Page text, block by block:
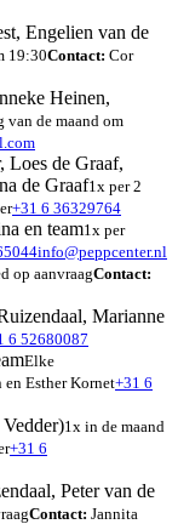
Engelien van de
19:30Contact: Cor
Heinen,
van de maand om
Loes de Graaf,
de Graaf1x per 2
+31 6 36329764
en team1x per
info@peppcenter.nl
op aanvraagContact:
Marianne
6 52680087
Elke
Esther Kornet+31 6
1x in de maand
+31 6
Peter van de
Contact: Jannita